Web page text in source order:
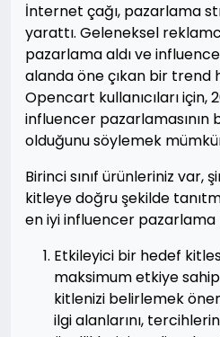
İnternet çağı, pazarlama
yarattı. Geleneksel
pazarlama aldı ve
alanda öne çıkan bir trend
Opencart kullanıcıları için,
influencer pazarlamasının
olduğunu söylemek
Birinci sınıf ürünleriniz var,
kitleye doğru şekilde
en iyi influencer
Etkileyici bir hedef
maksimum etkiye
kitlenizi belirlemek
ilgi alanlarını,